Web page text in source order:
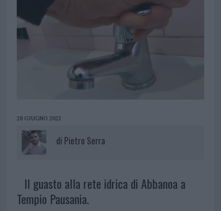
28 GIUGNO 2022
di Pietro Serra
Il guasto alla rete idrica di Abbanoa a
Tempio Pausania.